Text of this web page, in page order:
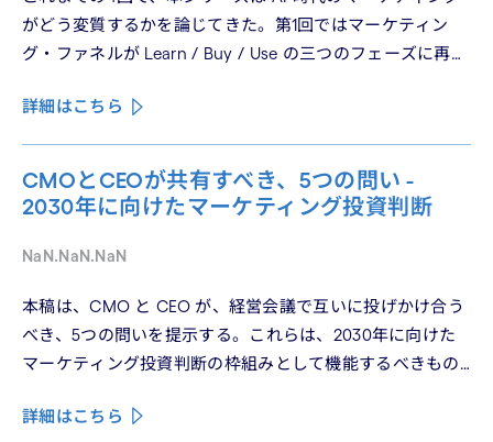
がどう変質するかを論じてきた。第1回ではマーケティン
グ・ファネルが Learn / Buy / Use の三つのフェーズに再構
パーソナライゼーションの罠を、第3回では Learn フェーズ
CMO と CEO が共有すべき5つの問いを論じた。シリーズ
の最終回となる本稿は、これらの議論を日本市場の文脈に
「顧客との関係構築」が、世界で勝てる時代が、いま始
詳細はこちら
CMOとCEOが共有すべき、5つの問い -
2030年に向けたマーケティング投資判断
NaN.NaN.NaN
本稿は、CMO と CEO が、経営会議で互いに投げかけ合う
べき、5つの問いを提示する。これらは、2030年に向けた
マーケティング投資判断の枠組みとして機能するべきもの
詳細はこちら